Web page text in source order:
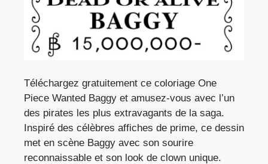
Téléchargez gratuitement ce coloriage One
Piece Wanted Baggy et amusez-vous avec l’un
des pirates les plus extravagants de la saga.
Inspiré des célèbres affiches de prime, ce dessin
met en scène Baggy avec son sourire
reconnaissable et son look de clown unique.